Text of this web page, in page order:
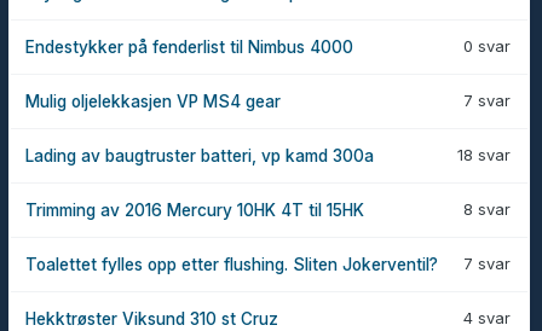
0 svar
Endestykker på fenderlist til Nimbus 4000
7 svar
Mulig oljelekkasjen VP MS4 gear
18 svar
Lading av baugtruster batteri, vp kamd 300a
8 svar
Trimming av 2016 Mercury 10HK 4T til 15HK
7 svar
Toalettet fylles opp etter flushing. Sliten Jokerventil?
4 svar
Hekktrøster Viksund 310 st Cruz